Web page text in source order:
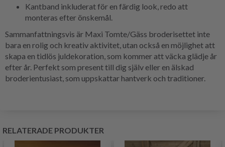
Kantband inkluderat för en färdig look, redo att
monteras efter önskemål.
Sammanfattningsvis är Maxi Tomte/Gäss broderisettet inte
bara en rolig och kreativ aktivitet, utan också en möjlighet att
skapa en tidlös juldekoration, som kommer att väcka glädje år
efter år. Perfekt som present till dig själv eller en älskad
broderientusiast, som uppskattar hantverk och traditioner.
RELATERADE PRODUKTER